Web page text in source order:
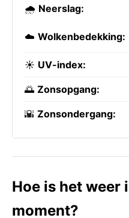
🌧️ Neerslag:
☁️ Wolkenbedekking:
☀️ UV-index:
🌅 Zonsopgang:
🌇 Zonsondergang:
Hoe is het weer
moment?